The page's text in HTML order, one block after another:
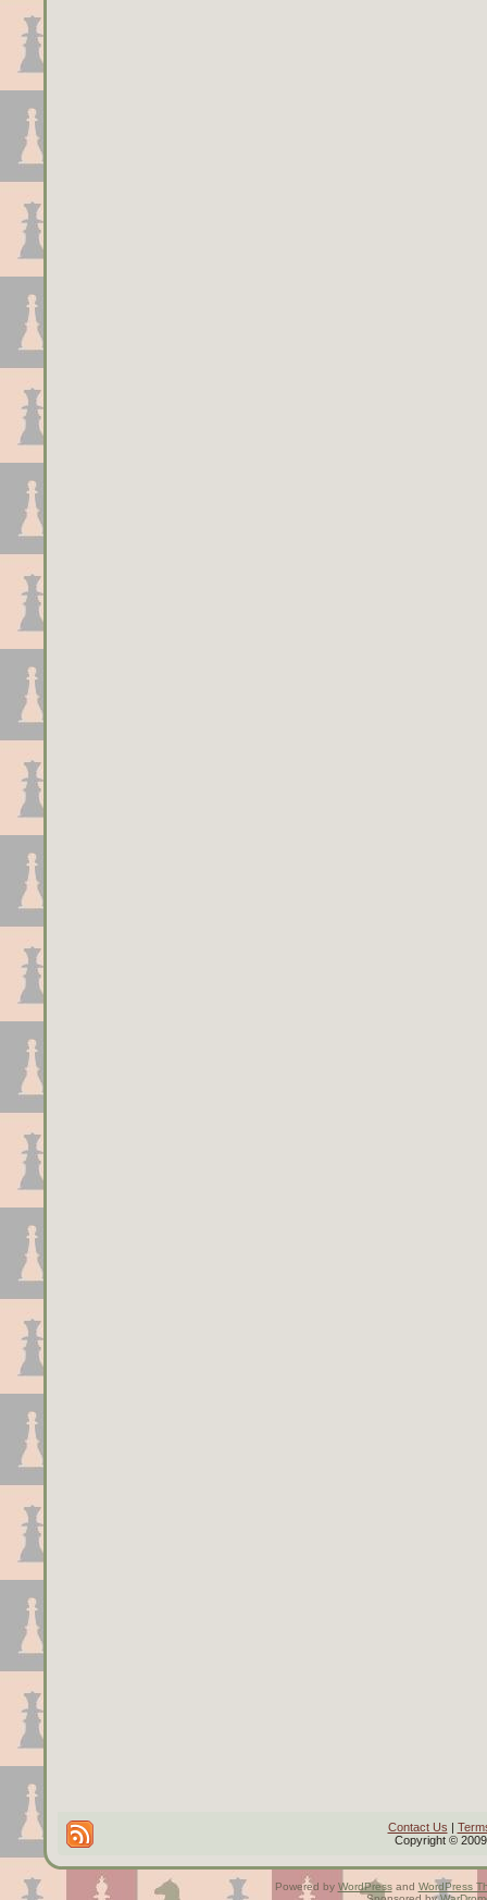
Contact Us |
Copyright ©
Powered by WordPressand WordPress